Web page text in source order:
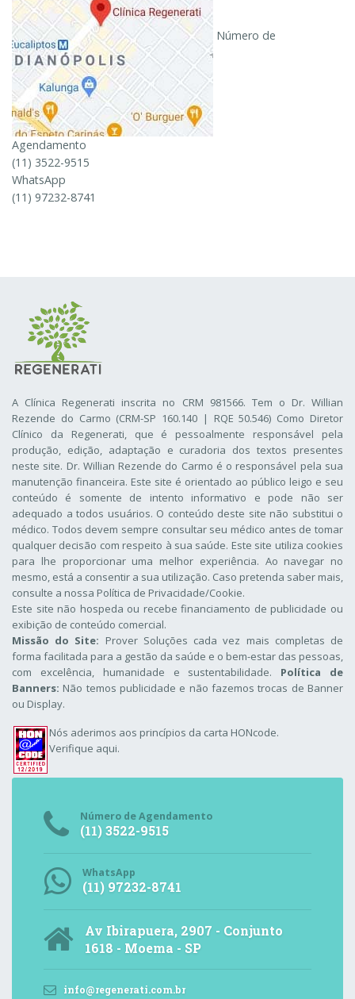
Número de
Agendamento
(11) 3522-9515
WhatsApp
(11) 97232-8741
A Clínica Regenerati inscrita no CRM 981566. Tem o Dr. Willian
Rezende do Carmo (CRM-SP 160.140 | RQE 50.546) Como Diretor
Clínico da Regenerati, que é pessoalmente responsável pela
produção, edição, adaptação e curadoria dos textos presentes
neste site. Dr. Willian Rezende do Carmo é o responsável pela sua
manutenção financeira. Este site é orientado ao público leigo e seu
conteúdo é somente de intento informativo e pode não ser
adequado a todos usuários. O conteúdo deste site não substitui o
médico. Todos devem sempre consultar seu médico antes de tomar
qualquer decisão com respeito à sua saúde. Este site utiliza cookies
para lhe proporcionar uma melhor experiência. Ao navegar no
mesmo, está a consentir a sua utilização. Caso pretenda saber mais,
consulte a nossa Política de Privacidade/Cookie.
Este site não hospeda ou recebe financiamento de publicidade ou
exibição de conteúdo comercial.
Missão do Site: Prover Soluções cada vez mais completas de
forma facilitada para a gestão da saúde e o bem-estar das pessoas,
com excelência, humanidade e sustentabilidade. Política de
Banners: Não temos publicidade e não fazemos trocas de Banner
ou Display.
Nós aderimos aos princípios da carta HONcode.
Verifique aqui.
Número de Agendamento
(11) 3522-9515
WhatsApp
(11) 97232-8741
Av Ibirapuera, 2907 - Conjunto
1618 - Moema - SP
info@regenerati.com.br